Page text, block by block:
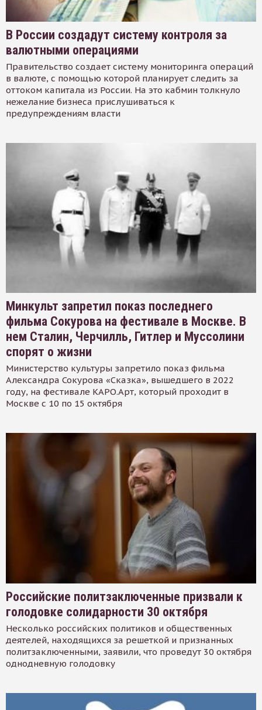
В России создадут систему контроля за
валютными операциями
Правительство создает систему мониторинга операций
в валюте, с помощью которой планирует следить за
оттоком капитала из России. На это кабмин толкнуло
нежелание бизнеса прислушиваться к
предупреждениям власти
Минкульт запретил показ последнего
фильма Сокурова на фестивале в Москве. В
нем Сталин, Черчилль, Гитлер и Муссолини
спорят о жизни
Министерство культуры запретило показ фильма
Александра Сокурова «Сказка», вышедшего в 2022
году, на фестивале КАРО.Арт, который проходит в
Москве с 10 по 15 октября
Российские политзаключенные призвали к
голодовке солидарности 30 октября
Несколько российских политиков и общественных
деятелей, находящихся за решеткой и признанных
политзаключенными, заявили, что проведут 30 октября
однодневную голодовку